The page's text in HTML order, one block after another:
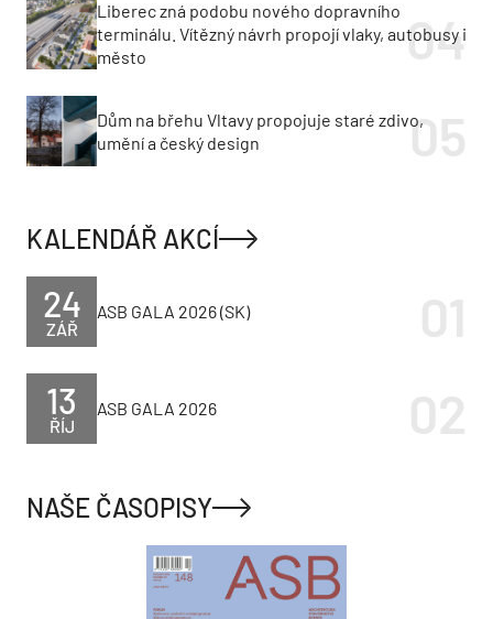
Liberec zná podobu nového dopravního
terminálu. Vítězný návrh propojí vlaky, autobusy i
město
Dům na břehu Vltavy propojuje staré zdivo,
umění a český design
KALENDÁŘ AKCÍ
ZÁŘ
24 ASB GALA 2026 (SK)
ŘÍJ
13 ASB GALA 2026
NAŠE ČASOPISY